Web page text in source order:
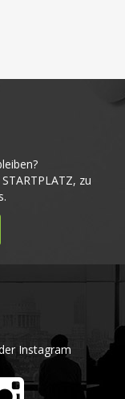
zu
Instagram